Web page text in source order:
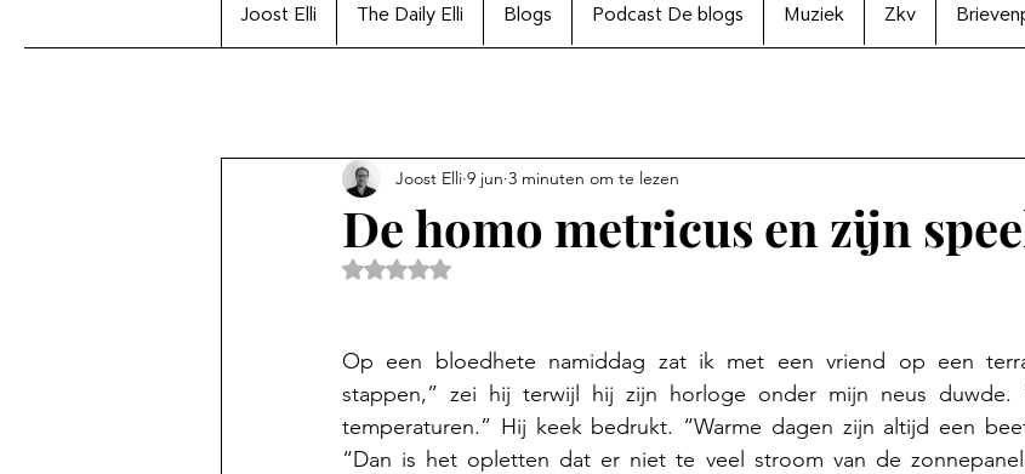
Joost Elli The Daily Elli Blogs Podcast De blogs Muziek Zkv
De homo metricus en zijn
Joost Elli 9 jun 3 minuten om te lezen
Beoordeeld met NaN uit 5 sterren.
Op een bloedhete namiddag zat ik met een vriend op een
stappen,” zei hij terwijl hij zijn horloge onder mijn neus duwde.
temperaturen.” Hij keek bedrukt. “Warme dagen zijn altijd een
“Dan is het opletten dat er niet te veel stroom van de